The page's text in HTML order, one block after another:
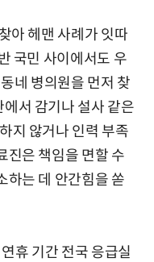
아 헤맨 사례가 잇따
국민 사이에서도 우
네 병의원을 먼저 찾
서 감기나 설사 같은
지 않거나 인력 부족
진은 책임을 면할 수
하는 데 안간힘을 쏟
휴 기간 전국 응급실